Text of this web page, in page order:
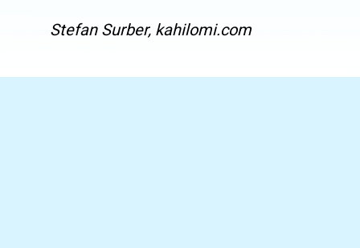
Stefan Surber, kahilomi.com